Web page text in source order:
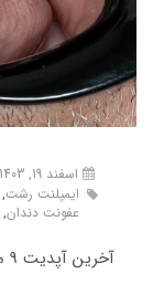
اسفند 19, 1403
ایمپلنت رشت,
عفونت دندان,
آخرین آپدیت 9 مهر 1404